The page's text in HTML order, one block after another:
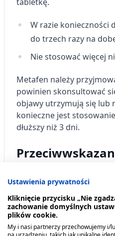
W razie konieczności
do trzech razy na
Nie stosować więcej
Metafen należy
powinien skonsultować
objawy utrzymują się lub
konieczne jest
dłuższy niż 3 dni.
produktu?
Kiedy nie należy
jeśli występuje
Ustawienia prywatności
Kliknięcie przycisku „Nie
zachowanie domyślnych
plików cookie.
My i nasi partnerzy przechowujemy i/
na urządzeniu, takich jak unikalne